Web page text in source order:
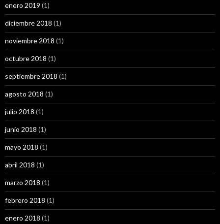
enero 2019 (1)
diciembre 2018 (1)
noviembre 2018 (1)
octubre 2018 (1)
septiembre 2018 (1)
agosto 2018 (1)
julio 2018 (1)
junio 2018 (1)
mayo 2018 (1)
abril 2018 (1)
marzo 2018 (1)
febrero 2018 (1)
enero 2018 (1)